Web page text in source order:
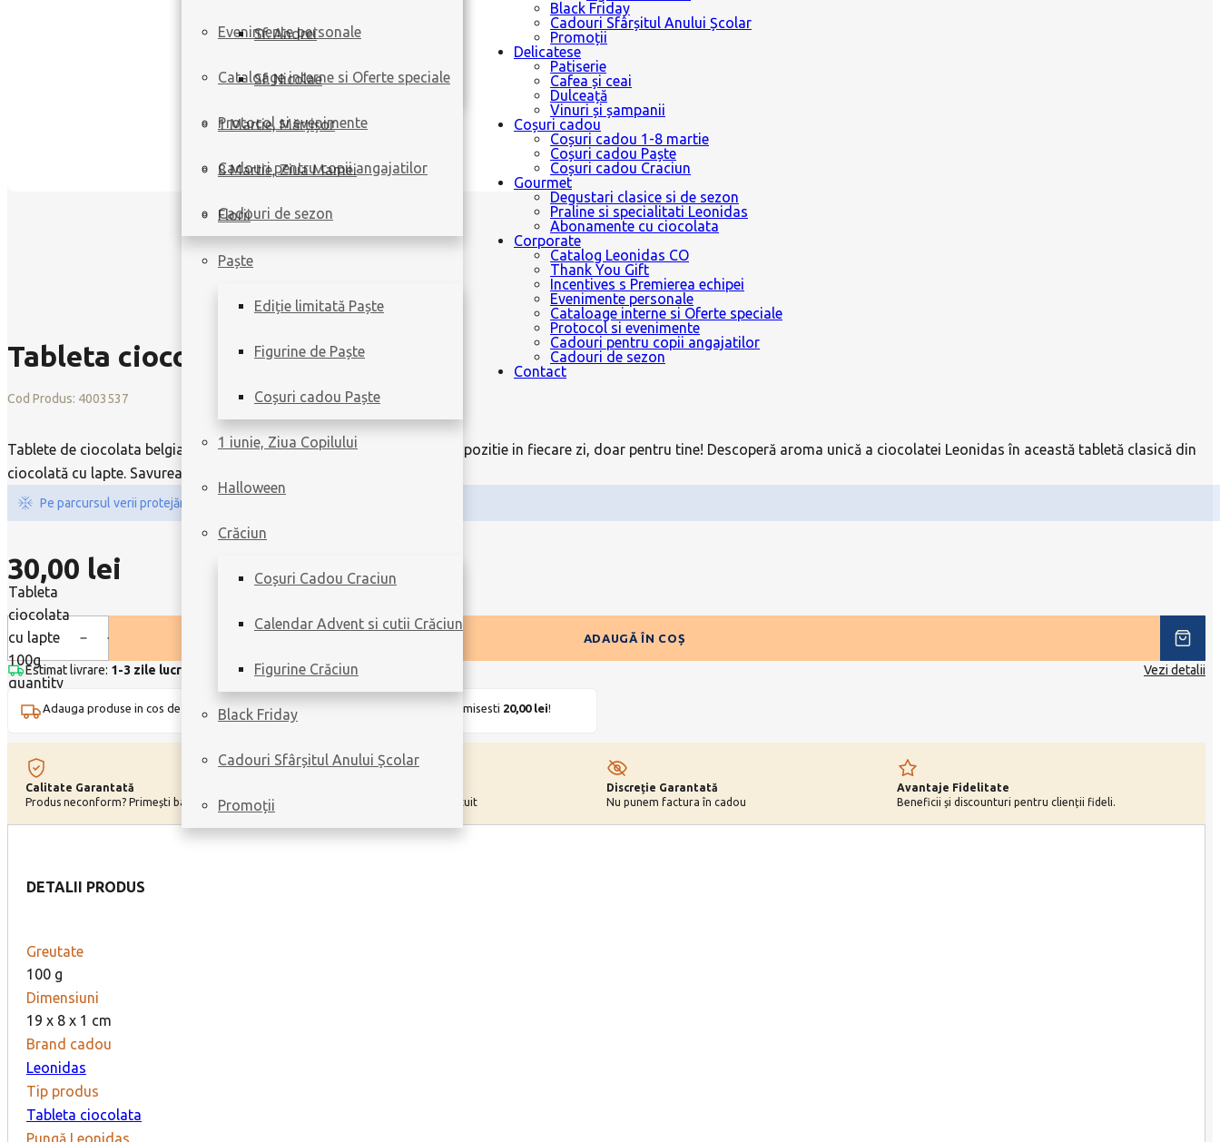
Sf. Andrei
Sf. Nicolae
1 Martie, Mărțișor
8 Martie, Ziua Mamei
Florii
Paște
Ediție limitată Paște
Figurine de Paște
Coșuri cadou Paște
1 iunie, Ziua Copilului
Halloween
Crăciun
Coșuri Cadou Craciun
Calendar Advent si cutii Crăciun
Figurine Crăciun
Black Friday
Cadouri Sfârșitul Anului Școlar
Promoții
Evenimente personale
Cataloage interne si Oferte speciale
Protocol si evenimente
Cadouri pentru copii angajatilor
Cadouri de sezon
Black Friday
Cadouri Sfârșitul Anului Școlar
Promoții
Delicatese
Patiserie
Cafea și ceai
Dulceață
Vinuri și șampanii
Coșuri cadou
Coșuri cadou 1-8 martie
Coșuri cadou Paște
Coșuri cadou Craciun
Gourmet
Degustari clasice si de sezon
Praline si specialitati Leonidas
Abonamente cu ciocolata
Corporate
Catalog Leonidas CO
Thank You Gift
Incentives s Premierea echipei
Evenimente personale
Cataloage interne si Oferte speciale
Protocol si evenimente
Cadouri pentru copii angajatilor
Cadouri de sezon
Contact
Tableta ciocolata cu lapte 100g
Cod Produs: 4003537
Tablete de ciocolata belgiana Leonidas, un plus de energie si buna dispozitie in fiecare zi, doar pentru tine! Descoperă aroma unică a ciocolatei Leonidas în această tabletă clasică din
ciocolată cu lapte. Savurează acum și bucură-te de calitatea premium!
Pe parcursul verii protejăm ciocolata cu ambalare specială.
30,00 lei
Tableta
ciocolata
cu lapte
100g
quantity
ADAUGĂ ÎN COȘ
Estimat livrare: 1-3 zile lucrătoare Livrare doar în București Vezi detalii
Adauga produse in cos de inca 200,00 leisi primesti transport . Economisesti 20,00 lei!
Calitate Garantată
Produs neconform? Primești banii înapoi.
Personalizează-ți cardul gratuit
Discreție Garantată
Nu punem factura în cadou
Avantaje Fidelitate
Beneficii și discounturi pentru clienții fideli.
DETALII PRODUS
Greutate
100 g
Dimensiuni
19 x 8 x 1 cm
Brand cadou
Leonidas
Tip produs
Tableta ciocolata
Pungă Leonidas